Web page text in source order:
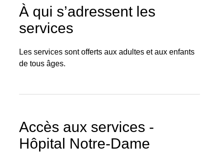
À qui s’adressent les
services
Les services sont offerts aux adultes et aux enfants
de tous âges.
Accès aux services -
Hôpital Notre-Dame